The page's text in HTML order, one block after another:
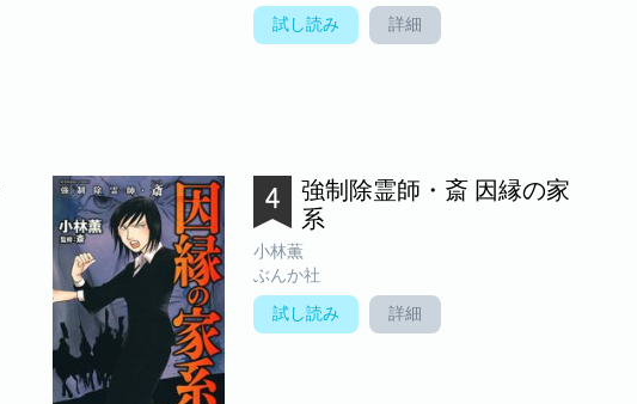
試し読み 詳細
強制除霊師・斎 因縁の家
系
小林薫
ぶんか社
試し読み 詳細